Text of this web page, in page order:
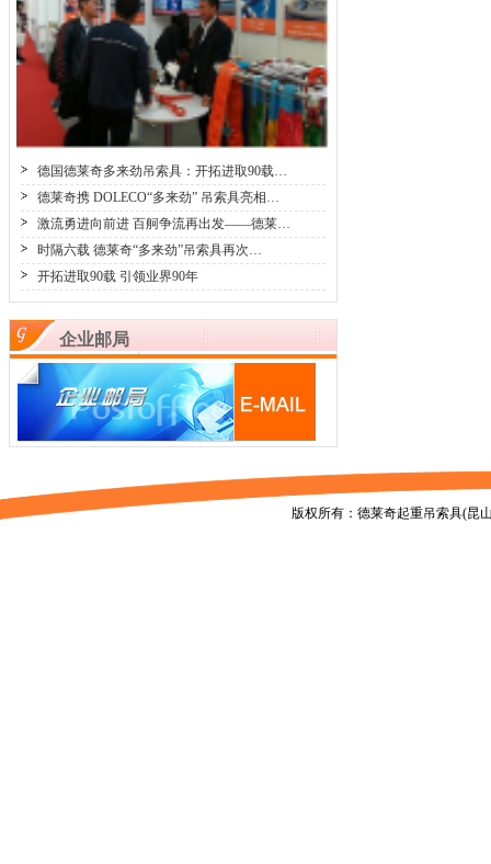
德国德莱奇多来劲吊索具：开拓进取90载…
德莱奇携 DOLECO“多来劲” 吊索具亮相…
激流勇进向前进 百舸争流再出发——德莱…
时隔六载 德莱奇“多来劲”吊索具再次…
开拓进取90载 引领业界90年
企业邮局
版权所有：德莱奇起重吊索具(昆